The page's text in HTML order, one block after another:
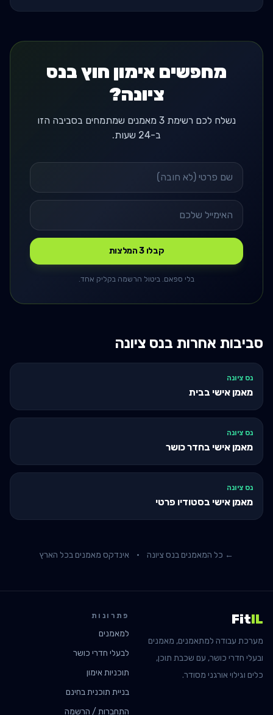
מחפשים אימון חוץ בנס
ציונה?
נשלח לכם רשימת 3 מאמנים שמתמחים בסביבה הזו
ב-24 שעות.
קבלו 3 המלצות
בלי ספאם. ביטול הרשמה בקליק אחד.
סביבות אחרות בנס ציונה
נס ציונה
מאמן אישי בבית
נס ציונה
מאמן אישי בחדר כושר
נס ציונה
מאמן אישי בסטודיו פרטי
← כל המאמנים בנס ציונה · אינדקס מאמנים בכל הארץ
FitIL
מערכת עבודה למתאמנים, מאמנים
ובעלי חדרי כושר, עם שכבת תוכן,
כלים וגילוי אורגני מסודר.
פתרונות
למאמנים
לבעלי חדרי כושר
תוכניות אימון
בניית תוכנית בחינם
התחברות / הרשמה